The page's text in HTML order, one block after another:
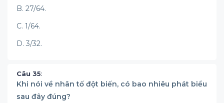
B. 27/64.
C. 1/64.
D. 3/32.
Câu 35:
Khi nói về nhân tố đột biến, có bao nhiêu phát biểu
sau đây đúng?